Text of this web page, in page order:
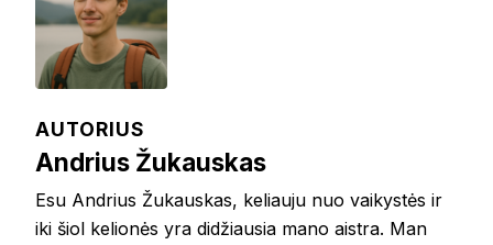
AUTORIUS
Andrius Žukauskas
Esu Andrius Žukauskas, keliauju nuo vaikystės ir
iki šiol kelionės yra didžiausia mano aistra. Man